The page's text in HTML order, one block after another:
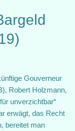
Gouverneur
Robert Holzmann,
unverzichtbar“
erwägt, das Recht
bereitet man